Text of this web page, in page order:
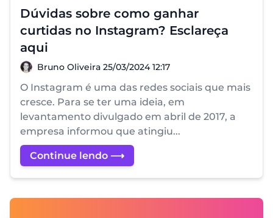
Dúvidas sobre como ganhar
curtidas no Instagram? Esclareça
aqui
Bruno Oliveira
Bruno Oliveira 25/03/2024 12:17
O Instagram é uma das redes sociais que mais
cresce. Para se ter uma ideia, em
levantamento divulgado em abril de 2017, a
empresa informou que atingiu...
Continue lendo ⟶